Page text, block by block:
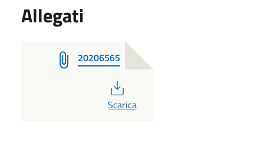
Allegati
20206565
PDF
Scarica